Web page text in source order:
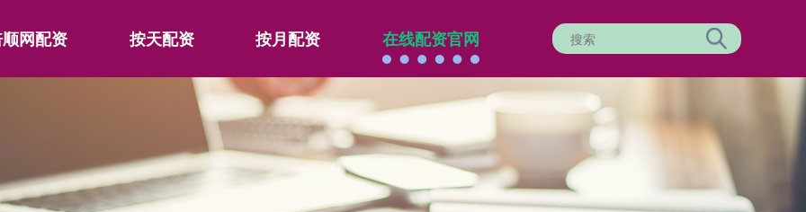
网配资 按天配资 按月配资 在线配资官网